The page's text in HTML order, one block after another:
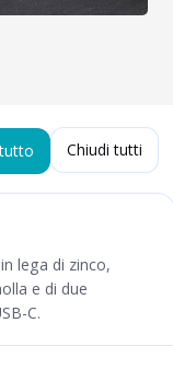
Chiudi tutti
lega di zinco,
e di due
C.